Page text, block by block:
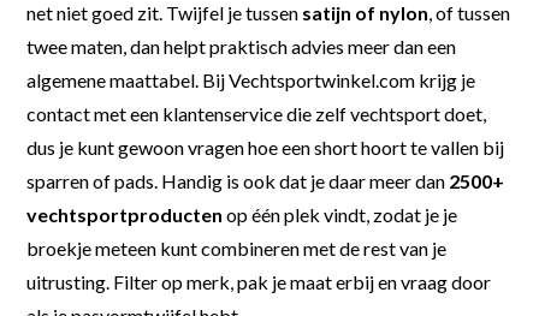
net niet goed zit. Twijfel je tussen satijn of nylon, of tussen
twee maten, dan helpt praktisch advies meer dan een
algemene maattabel. Bij Vechtsportwinkel.com krijg je
contact met een klantenservice die zelf vechtsport doet,
dus je kunt gewoon vragen hoe een short hoort te vallen bij
sparren of pads. Handig is ook dat je daar meer dan 2500+
vechtsportproducten op één plek vindt, zodat je je
broekje meteen kunt combineren met de rest van je
uitrusting. Filter op merk, pak je maat erbij en vraag door